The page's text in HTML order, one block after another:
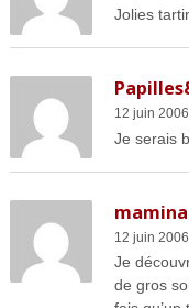
Jolies
12 juin 2006
Je serais
mamina
12 juin 2006
Je
de gros